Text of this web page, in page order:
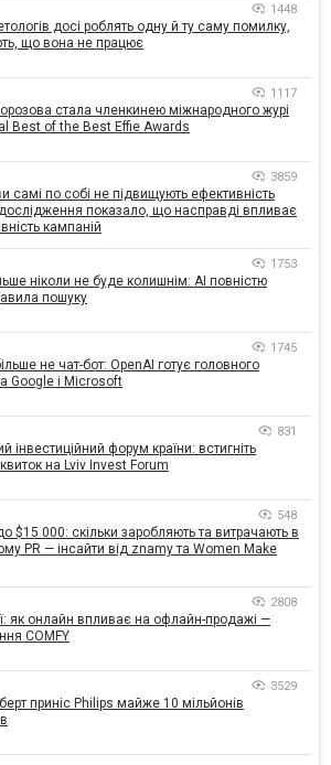
1448
досі роблять одну й ту саму помилку,
що вона не працює
1117
стала членкинею міжнародного журі
Best of the Best Effie Awards
3859
самі по собі не підвищують ефективність
показало, що насправді впливає
кампаній
1753
ніколи не буде колишнім: AI повністю
пошуку
1745
не чат-бот: OpenAI готує головного
Google і Microsoft
831
інвестиційний форум країни: встигніть
на Lviv Invest Forum
548
$15 000: скільки заробляють та витрачають в
PR — інсайти від znamy та Women Make
2808
як онлайн впливає на офлайн-продажі —
COMFY
3529
приніс Philips майже 10 мільйонів